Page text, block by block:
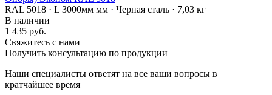
RAL 5018 · L 3000мм мм · Черная сталь · 7,03 кг
В наличии
1 435 руб.
Свяжитесь с нами
Получить консультацию по продукции
Наши специалисты ответят на все ваши вопросы в
кратчайшее время